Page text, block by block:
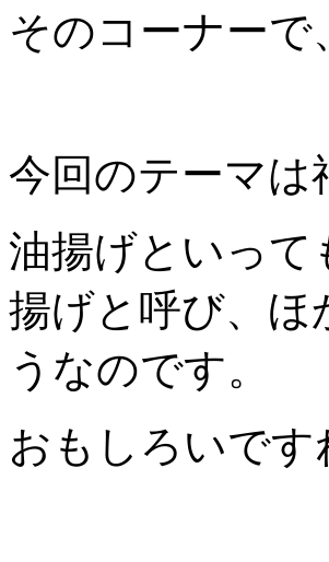
そのコーナー
今回のテーマは
油揚げといって
揚げと呼び、ほ
うなのです。
おもしろいで